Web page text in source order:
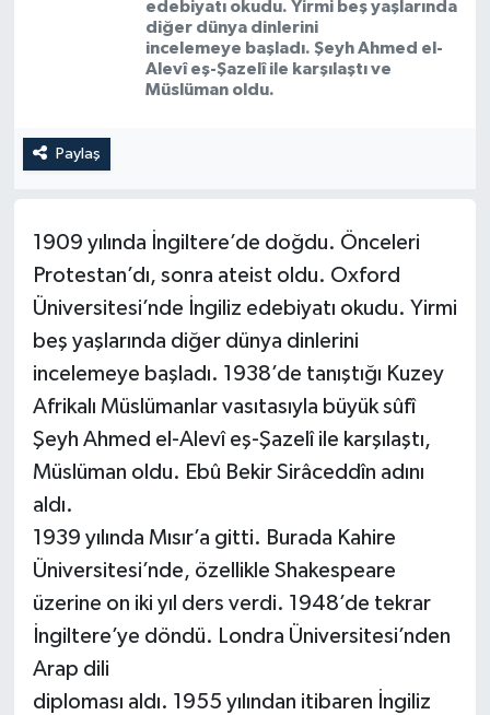
edebiyatı okudu. Yirmi beş yaşlarında
diğer dünya dinlerini
incelemeye başladı. Şeyh Ahmed el-
Alevî eş-Şazelî ile karşılaştı ve
Müslüman oldu.
Paylaş
1909 yılında İngiltere’de doğdu. Önceleri
Protestan’dı, sonra ateist oldu. Oxford
Üniversitesi’nde İngiliz edebiyatı okudu. Yirmi
beş yaşlarında diğer dünya dinlerini
incelemeye başladı. 1938’de tanıştığı Kuzey
Afrikalı Müslümanlar vasıtasıyla büyük sûfî
Şeyh Ahmed el-Alevî eş-Şazelî ile karşılaştı,
Müslüman oldu. Ebû Bekir Sirâceddîn adını
aldı.
1939 yılında Mısır’a gitti. Burada Kahire
Üniversitesi’nde, özellikle Shakespeare
üzerine on iki yıl ders verdi. 1948’de tekrar
İngiltere’ye döndü. Londra Üniversitesi’nden
Arap dili
diploması aldı. 1955 yılından itibaren İngiliz
ÖZEL HABER
SPOR
YAŞAM VE ÇEVRE